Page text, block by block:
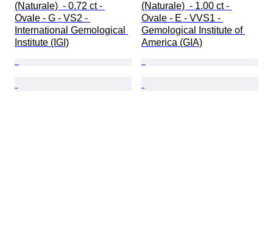
(Naturale)  - 0.72 ct -
Ovale - G - VS2 -
International Gemological
Institute (IGI)
(Naturale)  - 1.00 ct -
Ovale - E - VVS1 -
Gemological Institute of
America (GIA)